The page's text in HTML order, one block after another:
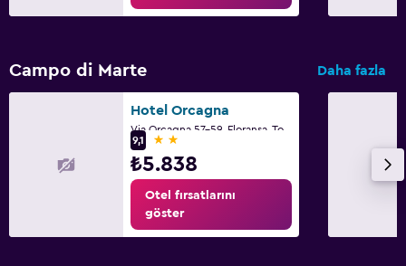
Campo di Marte Daha fazla
Hotel Orcagna
9,1
2 yıldız
₺5.838
Otel fırsatlarını
göster